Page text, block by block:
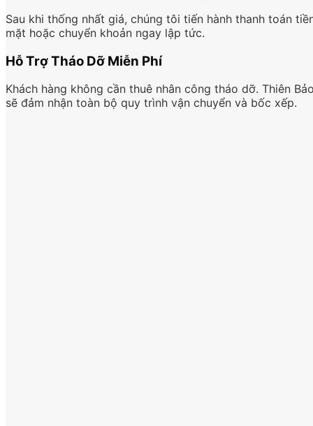
Sau khi thống nhất giá, chúng tôi tiến hành thanh toán
mặt hoặc chuyển khoản ngay lập tức.
Hỗ Trợ Tháo Dỡ Miễn Phí
Khách hàng không cần thuê nhân công tháo dỡ. Thiên
sẽ đảm nhận toàn bộ quy trình vận chuyển và bốc xếp.